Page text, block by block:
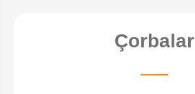
Çorbalar